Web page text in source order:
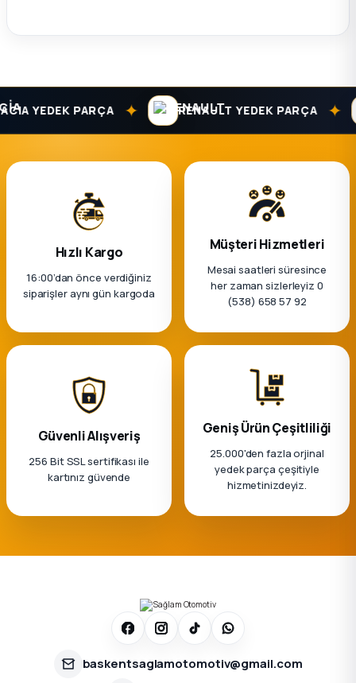
ParçaYEDEK PARÇA ✦ RENAULT YEDEK PARÇA ✦
Hızlı Kargo
16:00’dan önce verdiğiniz
siparişler aynı gün kargoda
Müşteri Hizmetleri
Mesai saatleri süresince
her zaman sizlerleyiz 0
(538) 658 57 92
Güvenli Alışveriş
256 Bit SSL sertifikası ile
kartınız güvende
Geniş Ürün Çeşitliliği
25.000'den fazla orjinal
yedek parça çeşitiyle
hizmetinizdeyiz.
baskentsaglamotomotiv@gmail.com